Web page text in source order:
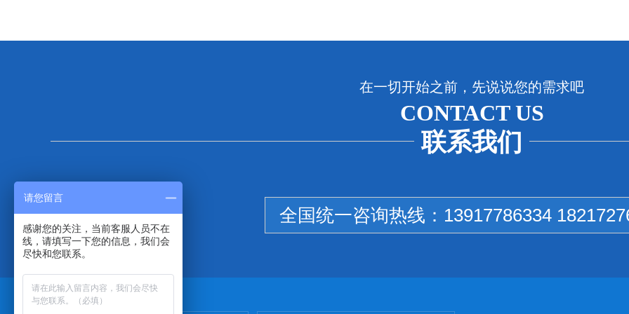
在一切开始之前，先说说您的需求吧
CONTACT US
联系我们
全国统一咨询热线： 13917786334
请您留言
感谢您的关注，当前客服人员不在
线，请填写一下您的信息，我们会
尽快和您联系。